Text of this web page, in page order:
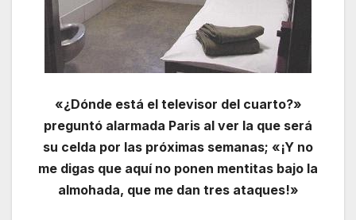
«¿Dónde está el televisor del cuarto?»
preguntó alarmada Paris al ver la que será
su celda por las próximas semanas; «¡Y no
me digas que aquí no ponen mentitas bajo la
almohada, que me dan tres ataques!»